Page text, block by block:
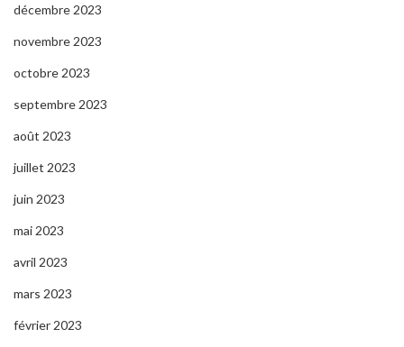
décembre 2023
novembre 2023
octobre 2023
septembre 2023
août 2023
juillet 2023
juin 2023
mai 2023
avril 2023
mars 2023
février 2023